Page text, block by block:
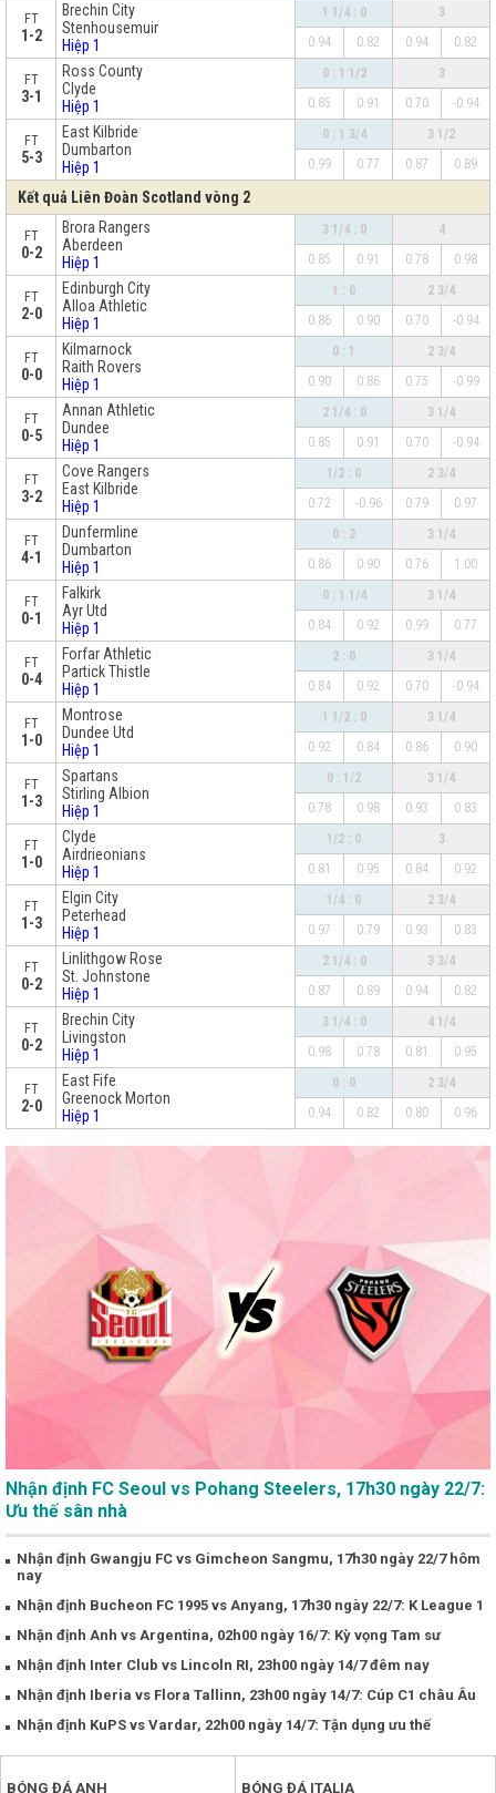
FT
1-2
Brechin City
Stenhousemuir
Hiệp 1
1 1/4 : 0
3
0.94
0.82 0.94 0.82
FT
3-1
Ross County
Clyde
Hiệp 1
0 : 1 1/2
3
0.85
0.91 0.70 -0.94
FT
5-3
East Kilbride
Dumbarton
Hiệp 1
0 : 1 3/4
3 1/2
0.99
0.77 0.87 0.89
Kết quả Liên Đoàn Scotland vòng 2
FT
0-2
Brora Rangers
Aberdeen
Hiệp 1
3 1/4 : 0
4
0.85
0.91 0.78 0.98
FT
2-0
Edinburgh City
Alloa Athletic
Hiệp 1
1 : 0
2 3/4
0.86
0.90 0.70 -0.94
FT
0-0
Kilmarnock
Raith Rovers
Hiệp 1
0 : 1
2 3/4
0.90
0.86 0.75 -0.99
FT
0-5
Annan Athletic
Dundee
Hiệp 1
2 1/4 : 0
3 1/4
0.85
0.91 0.70 -0.94
FT
3-2
Cove Rangers
East Kilbride
Hiệp 1
1/2 : 0
2 3/4
0.72
-0.96 0.79 0.97
FT
4-1
Dunfermline
Dumbarton
Hiệp 1
0 : 2
3 1/4
0.86
0.90 0.76 1.00
FT
0-1
Falkirk
Ayr Utd
Hiệp 1
0 : 1 1/4
3 1/4
0.84
0.92 0.99 0.77
FT
0-4
Forfar Athletic
Partick Thistle
Hiệp 1
2 : 0
3 1/4
0.84
0.92 0.70 -0.94
FT
1-0
Montrose
Dundee Utd
Hiệp 1
1 1/2 : 0
3 1/4
0.92
0.84 0.86 0.90
FT
1-3
Spartans
Stirling Albion
Hiệp 1
0 : 1/2
3 1/4
0.78
0.98 0.93 0.83
FT
1-0
Clyde
Airdrieonians
Hiệp 1
1/2 : 0
3
0.81
0.95 0.84 0.92
FT
1-3
Elgin City
Peterhead
Hiệp 1
1/4 : 0
2 3/4
0.97
0.79 0.93 0.83
FT
0-2
Linlithgow Rose
St. Johnstone
Hiệp 1
2 1/4 : 0
3 3/4
0.87
0.89 0.94 0.82
FT
0-2
Brechin City
Livingston
Hiệp 1
3 1/4 : 0
4 1/4
0.98
0.78 0.81 0.95
FT
2-0
East Fife
Greenock Morton
Hiệp 1
0 : 0
2 3/4
0.94
0.82 0.80 0.96
Nhận định FC Seoul vs Pohang Steelers, 17h30 ngày 22/7:
Ưu thế sân nhà
Nhận định Gwangju FC vs Gimcheon Sangmu, 17h30 ngày 22/7 hôm
nay
Nhận định Bucheon FC 1995 vs Anyang, 17h30 ngày 22/7: K League 1
Nhận định Anh vs Argentina, 02h00 ngày 16/7: Kỳ vọng Tam sư
Nhận định Inter Club vs Lincoln RI, 23h00 ngày 14/7 đêm nay
Nhận định Iberia vs Flora Tallinn, 23h00 ngày 14/7: Cúp C1 châu Âu
Nhận định KuPS vs Vardar, 22h00 ngày 14/7: Tận dụng ưu thế
BÓNG ĐÁ ANH BÓNG ĐÁ ITALIA